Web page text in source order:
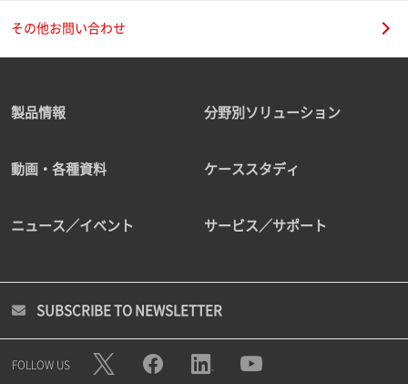
その他お問い合わせ
製品情報 分野別ソリューション
動画・各種資料 ケーススタディ
ニュース／イベント サービス／サポート
SUBSCRIBE TO NEWSLETTER
FOLLOW US